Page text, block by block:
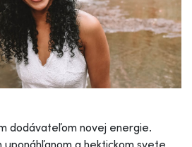
dodávateľom novej energie.
uponáhľanom a hektickom svete,